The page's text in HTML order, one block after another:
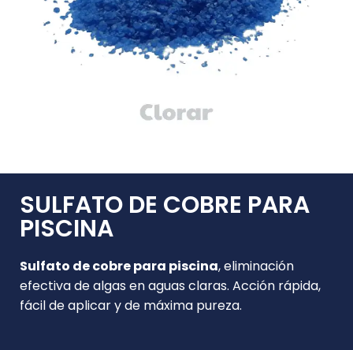
SULFATO DE COBRE PARA
PISCINA
Sulfato de cobre para piscina, eliminación
efectiva de algas en aguas claras. Acción rápida,
fácil de aplicar y de máxima pureza.